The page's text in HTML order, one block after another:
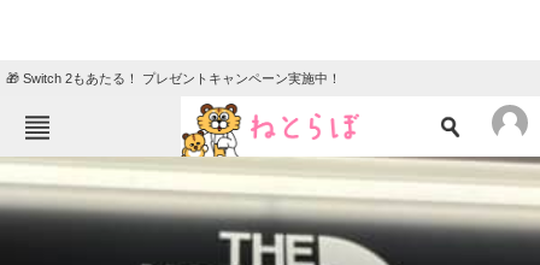
🎁 Switch 2もあたる！ プレゼントキャンペーン実施中！
ねとらぼメニュー
TOP ニュース
クイズ